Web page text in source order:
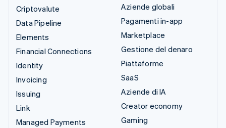
Criptovalute
Data Pipeline
Elements
Financial Connections
Identity
Invoicing
Issuing
Link
Managed Payments
Aziende globali
Pagamenti in-app
Marketplace
Gestione del denaro
Piattaforme
SaaS
Aziende di IA
Creator economy
Gaming